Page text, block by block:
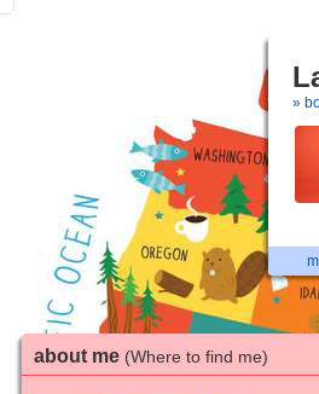
»
about me (Where to find me)